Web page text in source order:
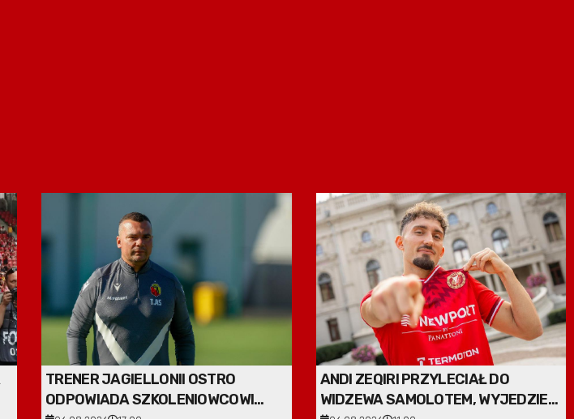
TRENER JAGIELLONII OSTRO
ODPOWIADA SZKOLENIOWCOWI
ANDI ZEQIRI PRZYLECIAŁ DO
WIDZEWA SAMOLOTEM, WYJEDZIE